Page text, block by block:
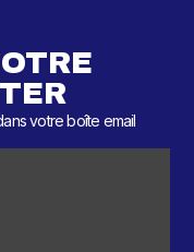
votre boîte email